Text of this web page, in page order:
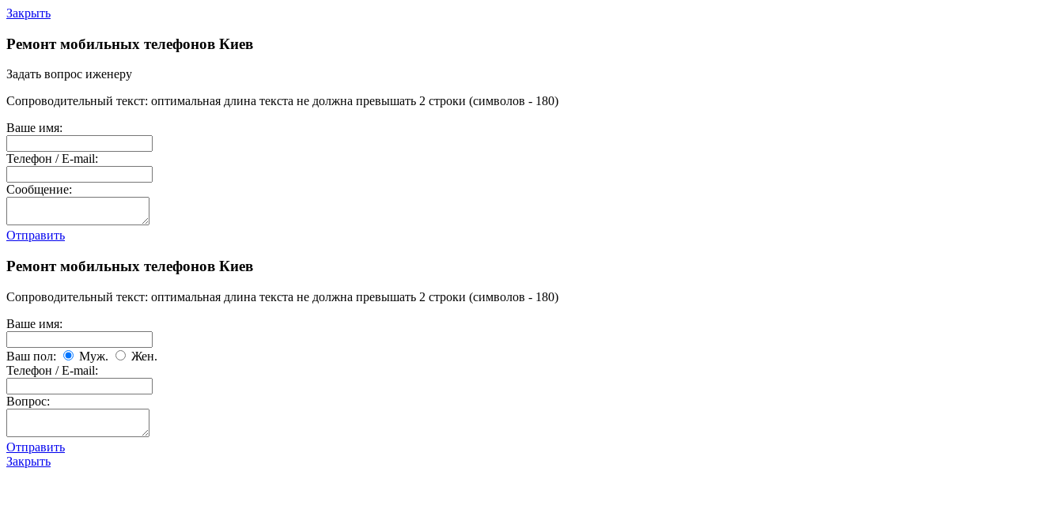
Закрыть
Ремонт мобильных телефонов Киев
Задать вопрос иженеру
Сопроводительный текст: оптимальная длина текста не должна превышать 2 строки (символов - 180)
Ваше имя:
Телефон / E-mail:
Сообщение:
Отправить
Ремонт мобильных телефонов Киев
Сопроводительный текст: оптимальная длина текста не должна превышать 2 строки (символов - 180)
Ваше имя:
Ваш пол: Муж.
Жен.
Телефон / E-mail:
Вопрос:
Отправить
Закрыть